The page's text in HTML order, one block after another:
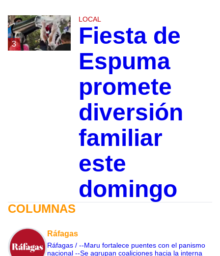
3
LOCAL
Fiesta de
Espuma
promete
diversión
familiar
este
domingo
COLUMNAS
Ráfagas
Ráfagas / --Maru fortalece puentes con el panismo
nacional --Se agrupan coaliciones hacia la interna